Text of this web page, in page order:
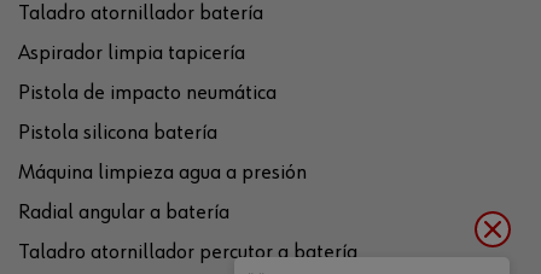
Taladro atornillador batería
Aspirador limpia tapicería
Pistola de impacto neumática
Pistola silicona batería
Máquina limpieza agua a presión
Radial angular a batería
Taladro atornillador percutor a batería